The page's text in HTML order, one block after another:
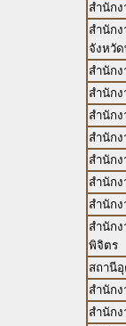
สำนัก
สำนัก
จังหวั
สำนัก
สำนัก
สำนัก
สำนัก
สำนัก
สำนัก
สำนัก
สำนัก
พิจิตร
สถานี
สำนัก
สำนัก